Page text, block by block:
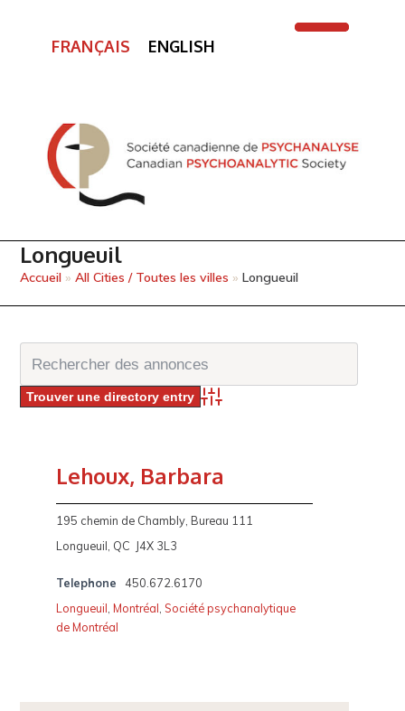
FRANÇAIS ENGLISH
Longueuil
Accueil »All Cities / Toutes les villes »Longueuil
Advanced Search
Lehoux, Barbara
195 chemin de Chambly, Bureau 111
Longueuil, QC J4X 3L3
Telephone
450.672.6170
Longueuil,Montréal, Société psychanalytique
de Montréal